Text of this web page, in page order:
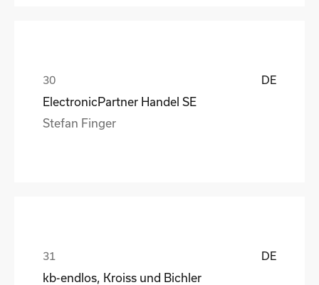
DE
ElectronicPartner Handel SE
Stefan Finger
DE
kb-endlos, Kroiss und Bichler